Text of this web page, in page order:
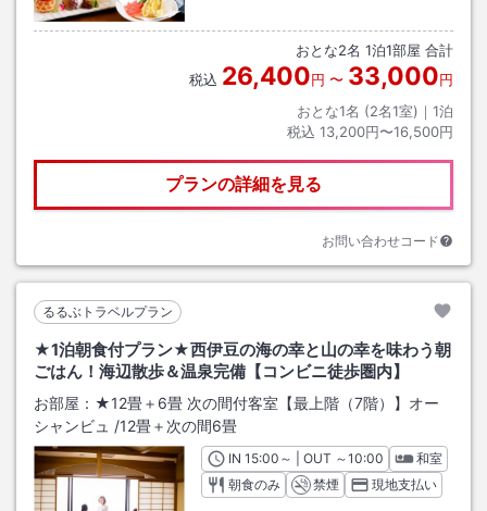
おとな2名 1泊1部屋 合計
税込 26,400円 〜 33,000円
おとな1名 (2名1室)｜ 1泊
税込 13,200円〜16,500円
プランの詳細を見る
お問い合わせコード
るるぶトラベルプラン
★1泊朝食付プラン★西伊豆の海の幸と山の幸を味わう朝
ごはん！海辺散歩＆温泉完備【コンビニ徒歩圏内】
お部屋： ★12畳＋6畳 次の間付客室【最上階（7階）】オー
シャンビュ /12畳＋次の間6畳
INチェックイン
15:00 ～ | OUT チェックアウト
～10:00
和室
朝食のみ
禁煙 現地支払い